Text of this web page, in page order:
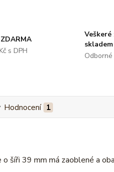
s DPH
Veškeré
skladem
Hodnocení 1
šíři 39 mm má zaoblené a